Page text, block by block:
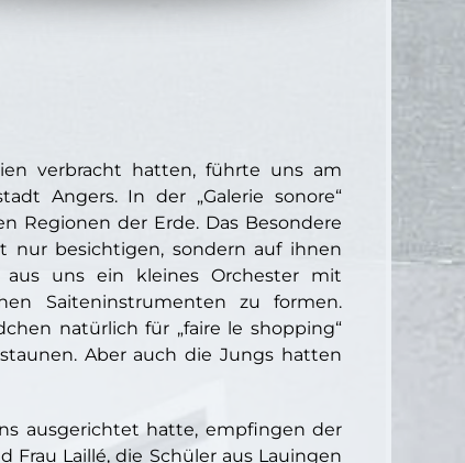
verbracht hatten, führte uns am
Angers. In der „Galerie sonore“
Regionen der Erde. Das Besondere
nur besichtigen, sondern auf ihnen
aus uns ein kleines Orchester mit
Saiteninstrumenten zu formen.
natürlich für „faire le shopping“
Aber auch die Jungs hatten
ausgerichtet hatte, empfingen der
Frau Laillé, die Schüler aus Lauingen